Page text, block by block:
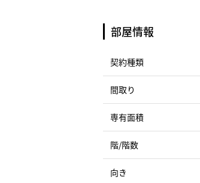
部屋情報
契約種類
間取り
専有面積
階/階数
向き